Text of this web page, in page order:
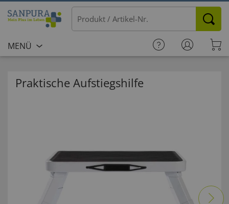
MENÜ
Praktische Aufstiegshilfe